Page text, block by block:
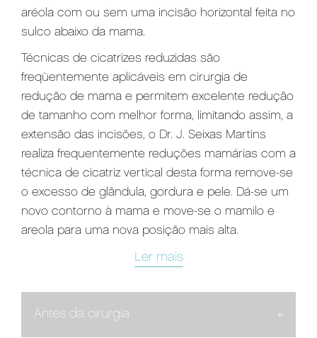
aréola com ou sem uma incisão horizontal feita no
sulco abaixo da mama.
Técnicas de cicatrizes reduzidas são
freqüentemente aplicáveis em cirurgia de
redução de mama e permitem excelente redução
de tamanho com melhor forma, limitando assim, a
extensão das incisões, o Dr. J. Seixas Martins
realiza frequentemente reduções mamárias com a
técnica de cicatriz vertical desta forma remove-se
o excesso de glândula, gordura e pele. Dá-se um
novo contorno à mama e move-se o mamilo e
areola para uma nova posição mais alta.
Ler mais
Antes da cirurgia